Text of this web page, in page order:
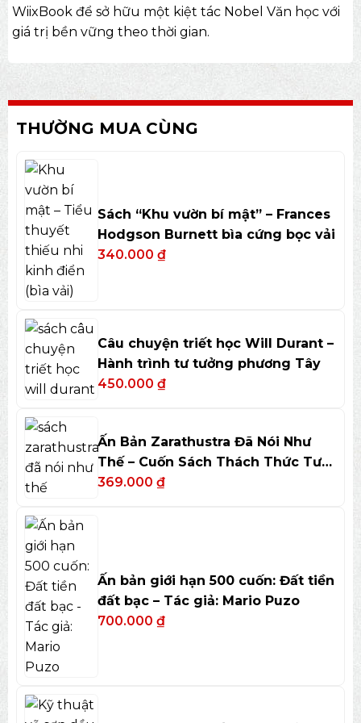
WiixBook để sở hữu một kiệt tác Nobel Văn học với
giá trị bền vững theo thời gian.
THƯỜNG MUA CÙNG
Sách “Khu vườn bí mật” – Frances
Hodgson Burnett bìa cứng bọc vải
340.000 ₫
Câu chuyện triết học Will Durant –
Hành trình tư tưởng phương Tây
450.000 ₫
Ấn Bản Zarathustra Đã Nói Như
Thế – Cuốn Sách Thách Thức Tư
Duy
369.000 ₫
Ấn bản giới hạn 500 cuốn: Đất tiền
đất bạc – Tác giả: Mario Puzo
700.000 ₫